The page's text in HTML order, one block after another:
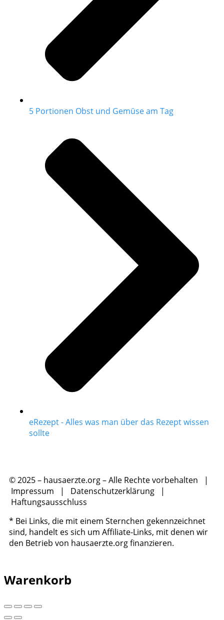
5 Portionen Obst und Gemüse am Tag
eRezept - Alles was man über das Rezept wissen
sollte
© 2025 – hausaerzte.org – Alle Rechte vorbehalten |
Impressum | Datenschutzerklärung |
Haftungsausschluss
* Bei Links, die mit einem Sternchen gekennzeichnet
sind, handelt es sich um Affiliate-Links, mit denen wir
den Betrieb von hausaerzte.org finanzieren.
Warenkorb